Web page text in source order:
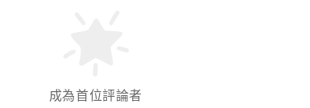
成為首位評論者